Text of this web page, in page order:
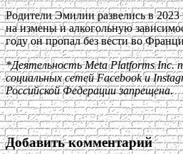
Родители Эмилии развелись в 2023
на измены и алкогольную
году он пропал без вести во
*Деятельность Meta Platforms Inc.
социальных сетей Facebook и
Российской Федерации запрещена.
Добавить комментарий